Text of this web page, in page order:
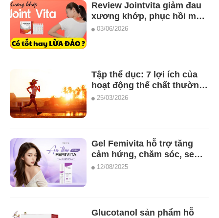
Review Jointvita giảm đau
xương khớp, phục hồi mô
sụn khớp (25 ống) mới nhất
03/06/2026
Tập thể dục: 7 lợi ích của
hoạt động thể chất thường
xuyên
25/03/2026
Gel Femivita hỗ trợ tăng
cảm hứng, chăm sóc, se
khít kháng khuẩn giảm
12/08/2025
Glucotanol sản phẩm hỗ